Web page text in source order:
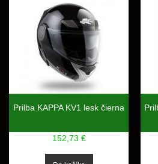
Prilba KAPPA KV1 lesk čierna
152,73 €